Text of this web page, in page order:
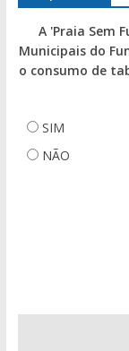
A 'Praia Sem
Municipais do
o consumo de
SIM
NÃO